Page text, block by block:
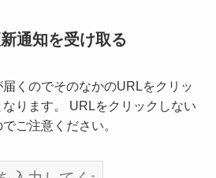
通知を受け取る
くのでそのなかのURLをクリッ
ります。 URLをクリックしない
ご注意ください。